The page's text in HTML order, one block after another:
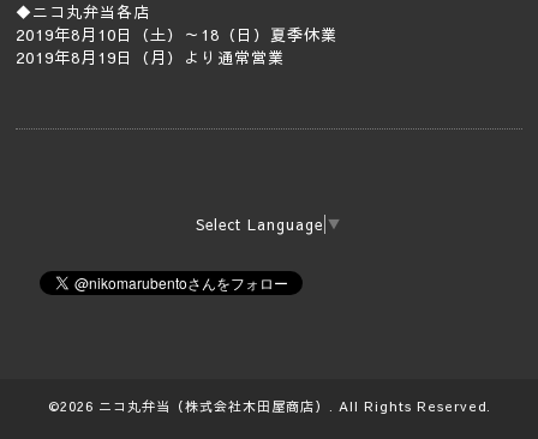
◆ニコ丸弁当各店
2019年8月10日（土）～18（日）夏季休業
2019年8月19日（月）より通常営業
Select Language ▼
©2026 ニコ丸弁当（株式会社木田屋商店） . All Rights Reserved.